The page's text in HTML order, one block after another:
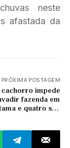
neste
afastada da
PRÓXIMA POSTAGEM
impede
fazenda em
e quatro são